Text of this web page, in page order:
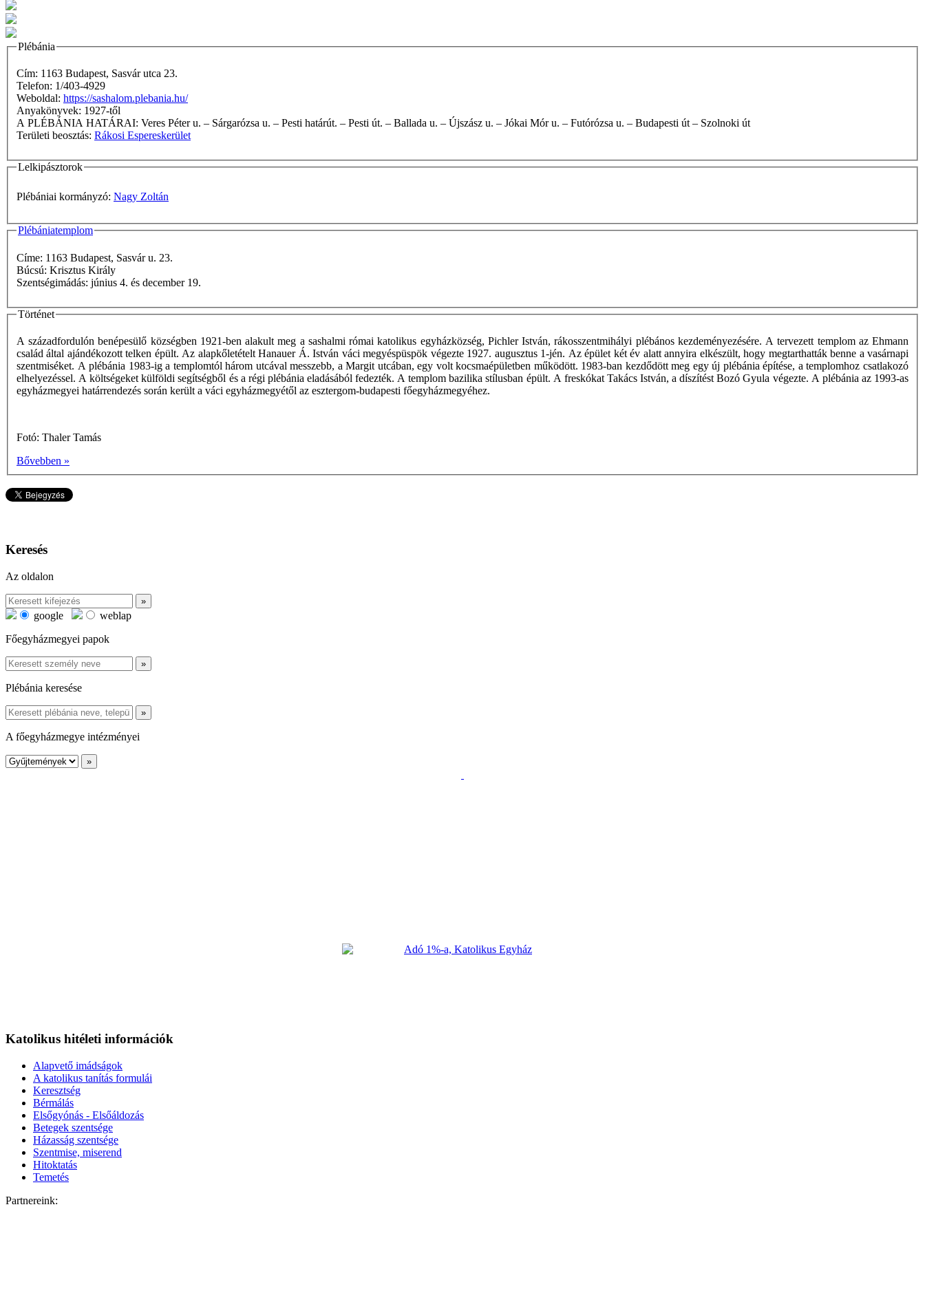
Plébánia
Cím: 1163 Budapest, Sasvár utca 23.
Telefon: 1/403-4929
Weboldal: https://sashalom.plebania.hu/
Anyakönyvek: 1927-től
A PLÉBÁNIA HATÁRAI: Veres Péter u. – Sárgarózsa u. – Pesti határút. – Pesti út. – Ballada u. – Újszász u. – Jókai Mór u. – Futórózsa u. – Budapesti út – Szolnoki út
Területi beosztás: Rákosi Espereskerület
Lelkipásztorok
Plébániai kormányzó: Nagy Zoltán
Plébániatemplom
Címe: 1163 Budapest, Sasvár u. 23.
Búcsú: Krisztus Király
Szentségimádás: június 4. és december 19.
Történet
A századfordulón benépesülő községben 1921-ben alakult meg a sashalmi római katolikus egyházközség, Pichler István, rákosszentmihályi plébános kezdeményezésére. A tervezett templom az Ehmann
család által ajándékozott telken épült. Az alapkőletételt Hanauer Á. István váci megyéspüspök végezte 1927. augusztus 1-jén. Az épület két év alatt annyira elkészült, hogy megtarthatták benne a vasárnapi
szentmiséket. A plébánia 1983-ig a templomtól három utcával messzebb, a Margit utcában, egy volt kocsmaépületben működött. 1983-ban kezdődött meg egy új plébánia építése, a templomhoz csatlakozó
elhelyezéssel. A költségeket külföldi segítségből és a régi plébánia eladásából fedezték. A templom bazilika stílusban épült. A freskókat Takács István, a díszítést Bozó Gyula végezte. A plébánia az 1993-as
egyházmegyei határrendezés során került a váci egyházmegyétől az esztergom-budapesti főegyházmegyéhez.
Fotó: Thaler Tamás
Bővebben »
Keresés
Az oldalon
google
weblap
Főegyházmegyei papok
Plébánia keresése
A főegyházmegye intézményei
Katolikus hitéleti információk
Alapvető imádságok
A katolikus tanítás formulái
Keresztség
Bérmálás
Elsőgyónás - Elsőáldozás
Betegek szentsége
Házasság szentsége
Szentmise, miserend
Hitoktatás
Temetés
Partnereink: